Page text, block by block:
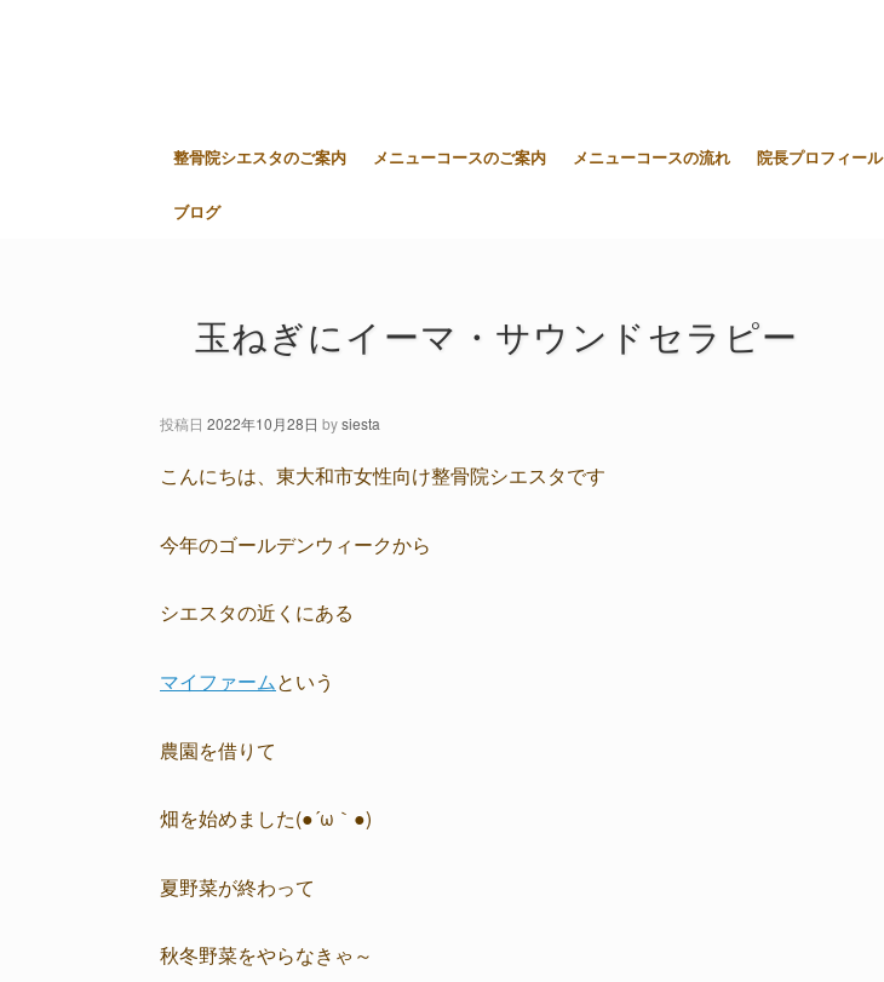
整骨院シエスタのご案内 メニューコースのご案内 メニューコースの流れ 院長プロフィール
ブログ
玉ねぎにイーマ・サウンドセラピー
投稿日 2022年10月28日 bysiesta
こんにちは、東大和市女性向け整骨院シエスタです
今年のゴールデンウィークから
シエスタの近くにある
マイファームという
農園を借りて
畑を始めました(●´ω｀●)
夏野菜が終わって
秋冬野菜をやらなきゃ～